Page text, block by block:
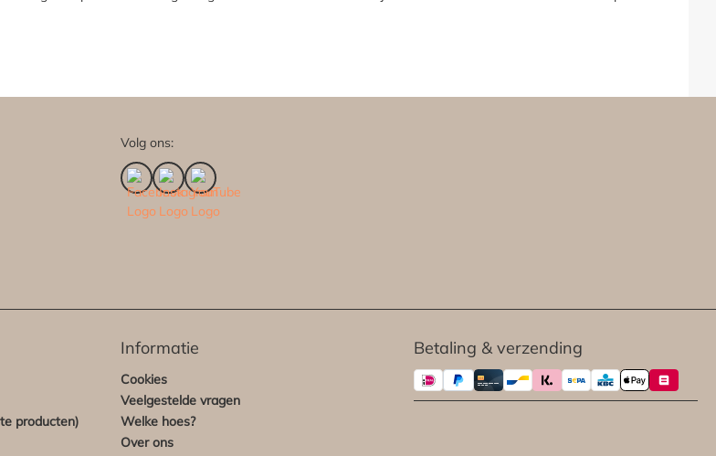
Volg ons:
producten)
Informatie
Cookies
Veelgestelde vragen
Welke hoes?
Over ons
Betaling & verzending